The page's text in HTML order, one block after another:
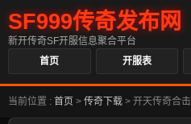
SF999传奇发布网
新开传奇SF开服信息聚合平台
首页
开服表
当前位置 : 首页 > 传奇下载 > 开天传奇合击